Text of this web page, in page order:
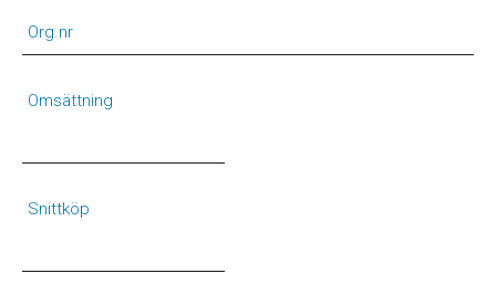
Org.nr
Omsättning
Snittköp